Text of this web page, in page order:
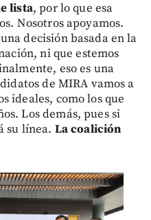
lista, por lo que esa
Nosotros apoyamos.
decisión basada en la
ni que estemos
eso es una
de MIRA vamos a
ideales, como los que
Los demás, pues si
su línea. La coalición